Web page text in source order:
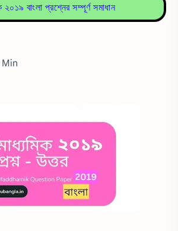
২০১৯ বাংলা প্রশ্নের সম্পূর্ণ সমাধান
Min